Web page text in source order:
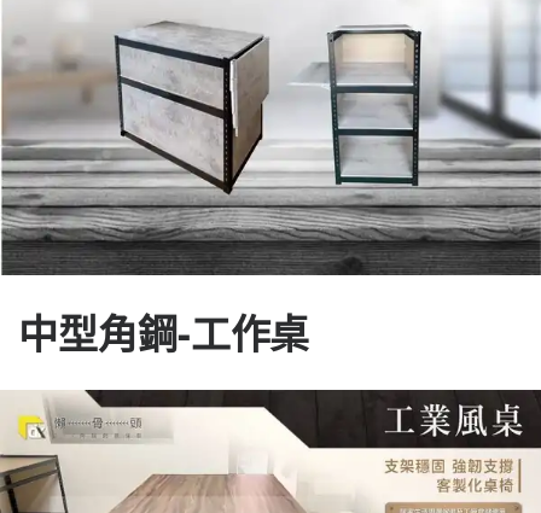
中型角鋼-工作桌